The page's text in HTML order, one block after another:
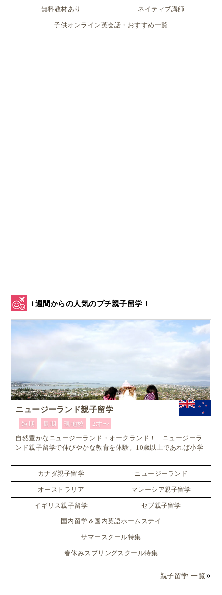
3.東和クリニック
［内科・小児科・外科・婦人科・中医科・眼科・耳鼻科・歯科］
上海の中心部にあたるエリア。欧米人なども多く居住
［内科・外科・産婦人科・小児科・耳鼻喉科・眼科・皮膚科・中医科・
歯科・泌尿器科など］
新しい建物が多く高層ビルが立ち並ぶ、浦東エリア。
こちらも日本人が多く住むエリアです。
東和クリニック
［内科・小児科・外科・婦人科・中医科・眼科・耳鼻科・歯科］
上海森茂診療所
［内科・外科・胃腸科・小児科・婦人科］
クリニックはどこも９時頃〜18時頃まで、日曜は休診
が一般的なので、日本のクリニックと同じ感覚です
※本記事に挙げた病院以外にも多数の日本語対応クリニックがあ
無料教材あり ネイティブ講師
子供オンライン英会話・おすすめ一覧
1週間からの人気のプチ親子留学！
ニュージーランド親子留学
短期 長期 現地校
2才〜
自然豊かなニュージーランド・オークランド！ ニュージーラ
ンド親子留学で伸びやかな教育を体験。10歳以上であれば小学
生でも単身留学可能なスペシャルプラン！！
カナダ親子留学 ニュージーランド
オーストラリア マレーシア親子留学
イギリス親子留学 セブ親子留学
国内留学＆国内英語ホームステイ
サマースクール特集
春休みスプリングスクール特集
親子留学 一覧